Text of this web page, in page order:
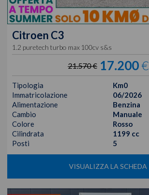
Citroen C3
1.2 puretech turbo max 100cv s&s
21.570 € 17.200€
Tipologia
Km0
Immatricolazione
06/2026
Alimentazione
Benzina
Cambio
Manuale
Colore
Rosso
Cilindrata
1199 cc
Posti
5
VISUALIZZA LA SCHEDA